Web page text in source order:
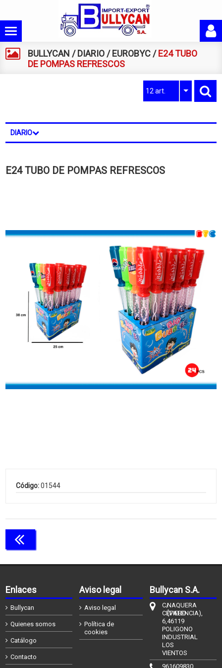
BULLYCAN / DIARIO /EUROBYC /E24 TUBO
DE POMPAS REFRESCOS
12 art.
DIARIO
E24 TUBO DE POMPAS REFRESCOS
Código:01544
Enlaces
Bullycan
Quienes somos
Catálogo
Contacto
Aviso legal
Aviso legal
Política de
cookies
Bullycan S.A.
C/
CÉFIERO
6,
POLIGONO
INDUSTRIAL
LOS
VIENTOS
NAQUERA
(VALENCIA),
46119
961609830